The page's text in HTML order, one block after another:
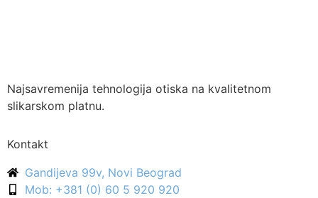
Najsavremenija tehnologija otiska na kvalitetnom
slikarskom platnu.
Kontakt
Gandijeva 99v, Novi Beograd
Mob: +381 (0) 60 5 920 920